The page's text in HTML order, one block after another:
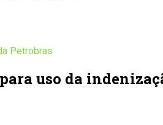
Petrobras
uso da